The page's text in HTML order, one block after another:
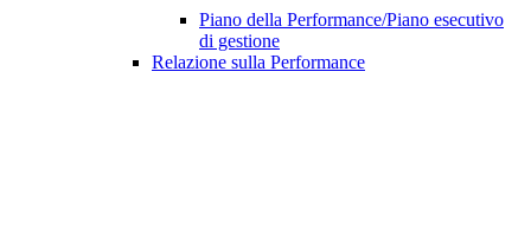
Piano della Performance/Piano esecutivo
di gestione
Relazione sulla Performance